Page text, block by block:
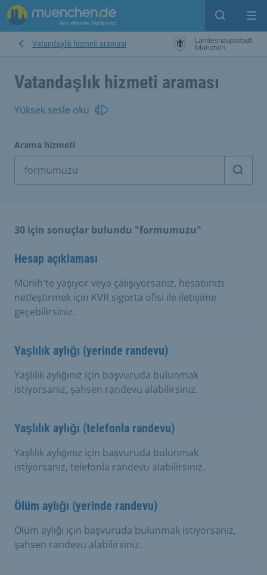
Open
Vatandaşlık hizmeti araması
Vatandaşlık hizmeti araması
Yüksek sesle oku
Arama hizmeti
30 için sonuçlar bulundu "formumuzu"
Hesap açıklaması
Münih'te yaşıyor veya çalışıyorsanız, hesabınızı
netleştirmek için KVR sigorta ofisi ile iletişime
geçebilirsiniz.
Yaşlılık aylığı (yerinde randevu)
Yaşlılık aylığınız için başvuruda bulunmak
istiyorsanız, şahsen randevu alabilirsiniz.
Yaşlılık aylığı (telefonla randevu)
Yaşlılık aylığınız için başvuruda bulunmak
istiyorsanız, telefonla randevu alabilirsiniz.
Ölüm aylığı (yerinde randevu)
Ölüm aylığı için başvuruda bulunmak istiyorsanız,
şahsen randevu alabilirsiniz.